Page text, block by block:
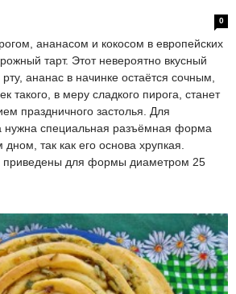
0
ананасом и кокосом в европейских
тарт. Этот невероятно вкусный
ананас в начинке остаётся сочным,
такого, в меру сладкого пирога, станет
праздничного застолья. Для
нужна специальная разъёмная форма
так как его основа хрупкая.
приведены для формы диаметром 25